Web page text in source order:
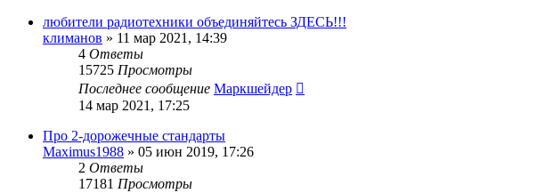
любители радиотехники объединяйтесь ЗДЕСЬ!!!
климанов » 11 мар 2021, 14:39
4 Ответы
15725 Просмотры
Последнее сообщение Маркшейдер
14 мар 2021, 17:25
Про 2-дорожечные стандарты
Maximus1988 » 05 июн 2019, 17:26
2 Ответы
17181 Просмотры